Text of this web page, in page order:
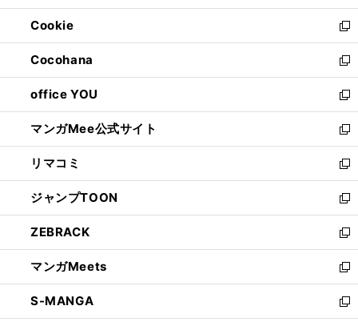
開
く
ウ
で
開
く
ン
ド
ウ
で
開
く
ウ
ィ
ン
ド
ウ
で
開
く
Cookie
新
し
い
ウ
ィ
ン
ド
ウ
で
開
く
Cocohana
新
し
い
ウ
ィ
ン
ド
ウ
で
開
く
office YOU
新
し
い
ウ
ィ
ン
ド
ウ
で
開
く
マンガMee公式サイト
新
し
い
ウ
ィ
ン
ド
ウ
で
開
く
リマコミ
新
し
い
ウ
ィ
ン
ド
ウ
で
開
ジャンプTOON
新
し
い
ウ
ィ
ン
ド
ウ
ZEBRACK
新
し
い
ウ
ィ
マンガMeets
新
し
い
S-MANGA
新